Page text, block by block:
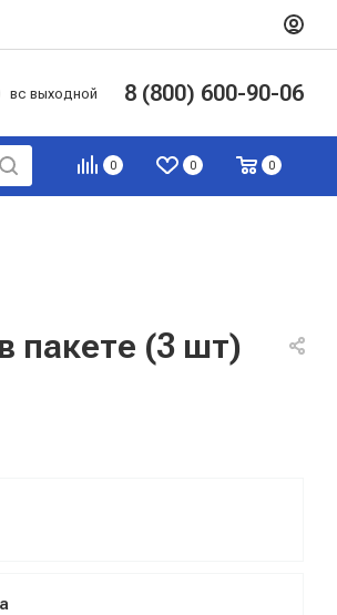
вс выходной 8 (800) 600-90-06
0 0 0
пакете (3 шт)